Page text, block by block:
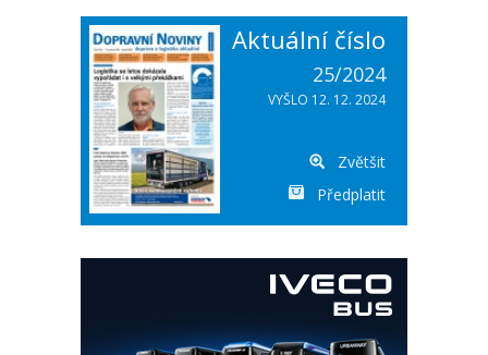
Aktuální číslo
25/2024
VYŠLO 12. 12. 2024
Zvětšit
Předplatit